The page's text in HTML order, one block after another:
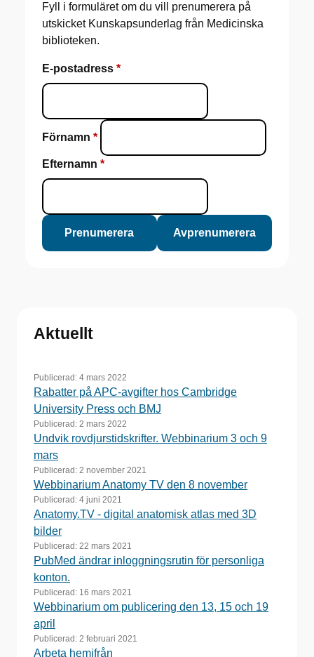
Fyll i formuläret om du vill prenumerera på
utskicket Kunskapsunderlag från Medicinska
biblioteken.
E-postadress
Förnamn
Efternamn
Aktuellt
Publicerad: 4 mars 2022
Rabatter på APC-avgifter hos Cambridge
University Press och BMJ
Publicerad: 2 mars 2022
Undvik rovdjurstidskrifter. Webbinarium 3 och 9
mars
Publicerad: 2 november 2021
Webbinarium Anatomy TV den 8 november
Publicerad: 4 juni 2021
Anatomy.TV - digital anatomisk atlas med 3D
bilder
Publicerad: 22 mars 2021
PubMed ändrar inloggningsrutin för personliga
konton.
Publicerad: 16 mars 2021
Webbinarium om publicering den 13, 15 och 19
april
Publicerad: 2 februari 2021
Arbeta hemifrån